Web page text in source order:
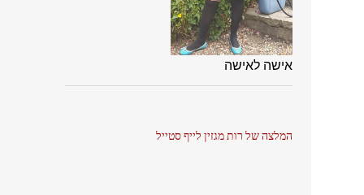
אישה לאישה
המלצה של רות מגזין לייף סטייל